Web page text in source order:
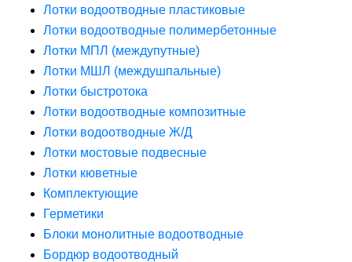
Лотки водоотводные пластиковые
Лотки водоотводные полимербетонные
Лотки МПЛ (междупутные)
Лотки МШЛ (междушпальные)
Лотки быстротока
Лотки водоотводные композитные
Лотки водоотводные Ж/Д
Лотки мостовые подвесные
Лотки кюветные
Комплектующие
Герметики
Блоки монолитные водоотводные
Бордюр водоотводный